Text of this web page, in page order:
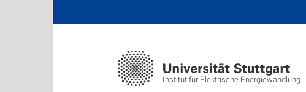
Institut für Elektrische Energiewandlung